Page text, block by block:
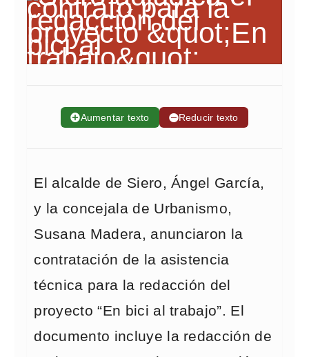
➕Aumentar texto ➖Reducir texto
El alcalde de Siero, Ángel García,
y la concejala de Urbanismo,
Susana Madera, anunciaron la
contratación de la asistencia
técnica para la redacción del
proyecto “En bici al trabajo”. El
documento incluye la redacción de